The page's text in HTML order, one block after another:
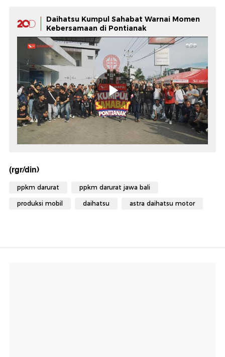
Daihatsu Kumpul Sahabat Warnai Momen
Kebersamaan di Pontianak
(rgr/din)
ppkm darurat ppkm darurat jawa bali
produksi mobil daihatsu astra daihatsu motor